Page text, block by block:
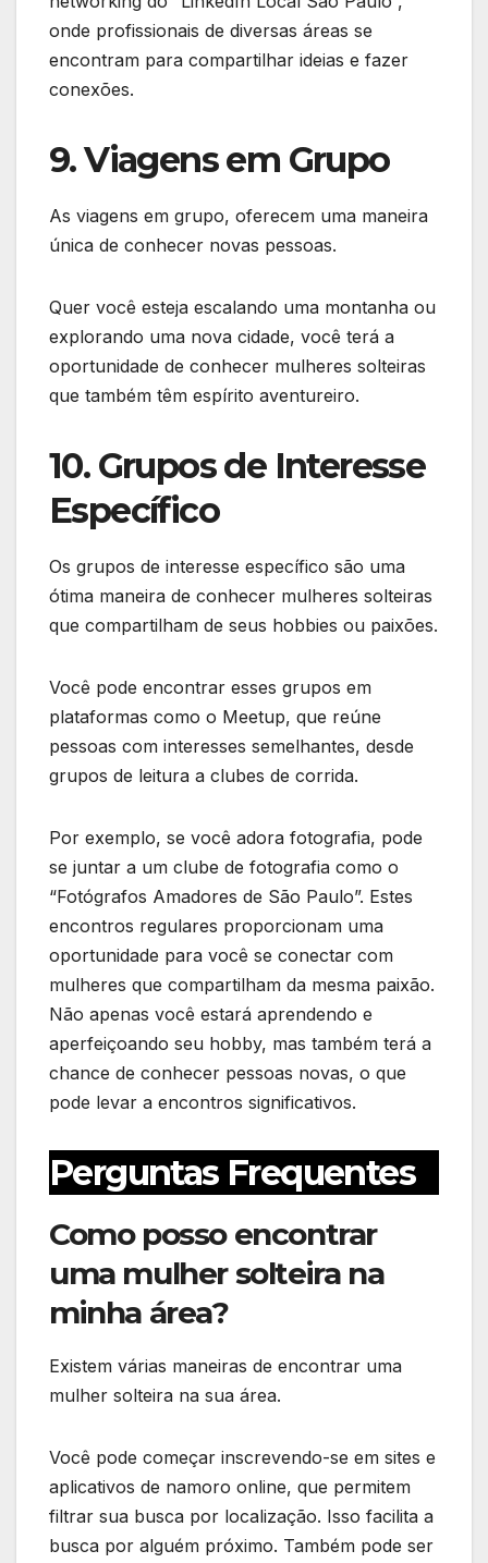
onde profissionais de diversas áreas se
encontram para compartilhar ideias e fazer
conexões.
9. Viagens em Grupo
As viagens em grupo, oferecem uma maneira
única de conhecer novas pessoas.
Quer você esteja escalando uma montanha ou
explorando uma nova cidade, você terá a
oportunidade de conhecer mulheres solteiras
que também têm espírito aventureiro.
10. Grupos de Interesse
Específico
Os grupos de interesse específico são uma
ótima maneira de conhecer mulheres solteiras
que compartilham de seus hobbies ou paixões.
Você pode encontrar esses grupos em
plataformas como o Meetup, que reúne
pessoas com interesses semelhantes, desde
grupos de leitura a clubes de corrida.
Por exemplo, se você adora fotografia, pode
se juntar a um clube de fotografia como o
“Fotógrafos Amadores de São Paulo”. Estes
encontros regulares proporcionam uma
oportunidade para você se conectar com
mulheres que compartilham da mesma paixão.
Não apenas você estará aprendendo e
aperfeiçoando seu hobby, mas também terá a
chance de conhecer pessoas novas, o que
pode levar a encontros significativos.
Perguntas Frequentes
Como posso encontrar
uma mulher solteira na
minha área?
Existem várias maneiras de encontrar uma
mulher solteira na sua área.
Você pode começar inscrevendo-se em sites e
aplicativos de namoro online, que permitem
filtrar sua busca por localização. Isso facilita a
busca por alguém próximo. Também pode ser